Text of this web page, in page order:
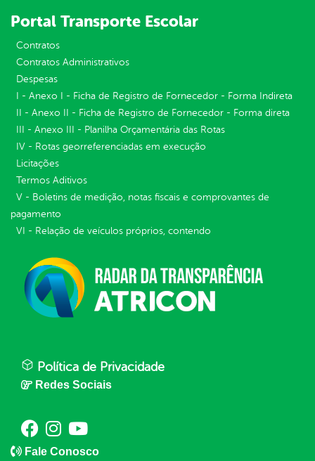
Portal Transporte Escolar
Contratos
Contratos Administrativos
Despesas
I - Anexo I - Ficha de Registro de Fornecedor - Forma Indireta
II - Anexo II - Ficha de Registro de Fornecedor - Forma direta
III - Anexo III - Planilha Orçamentária das Rotas
IV - Rotas georreferenciadas em execução
Licitações
Termos Aditivos
V - Boletins de medição, notas fiscais e comprovantes de
pagamento
VI - Relação de veículos próprios, contendo
Política de Privacidade
Redes Sociais
Fale Conosco